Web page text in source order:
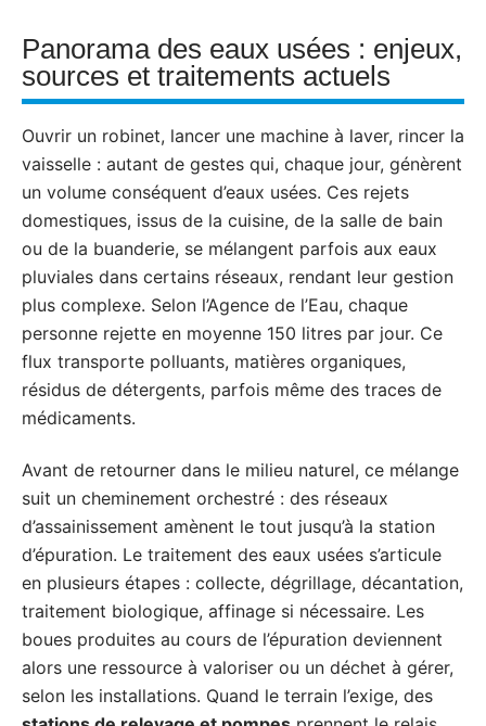
Panorama des eaux usées : enjeux,
sources et traitements actuels
Ouvrir un robinet, lancer une machine à laver, rincer la
vaisselle : autant de gestes qui, chaque jour, génèrent
un volume conséquent d’eaux usées. Ces rejets
domestiques, issus de la cuisine, de la salle de bain
ou de la buanderie, se mélangent parfois aux eaux
pluviales dans certains réseaux, rendant leur gestion
plus complexe. Selon l’Agence de l’Eau, chaque
personne rejette en moyenne 150 litres par jour. Ce
flux transporte polluants, matières organiques,
résidus de détergents, parfois même des traces de
médicaments.
Avant de retourner dans le milieu naturel, ce mélange
suit un cheminement orchestré : des réseaux
d’assainissement amènent le tout jusqu’à la station
d’épuration. Le traitement des eaux usées s’articule
en plusieurs étapes : collecte, dégrillage, décantation,
traitement biologique, affinage si nécessaire. Les
boues produites au cours de l’épuration deviennent
alors une ressource à valoriser ou un déchet à gérer,
selon les installations. Quand le terrain l’exige, des